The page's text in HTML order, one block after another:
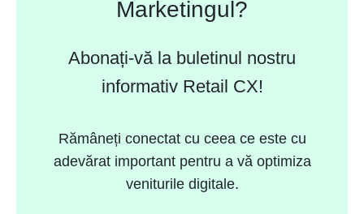
Marketingul?
Abonați-vă la buletinul nostru
informativ Retail CX!
Rămâneți conectat cu ceea ce este cu
adevărat important pentru a vă optimiza
veniturile digitale.